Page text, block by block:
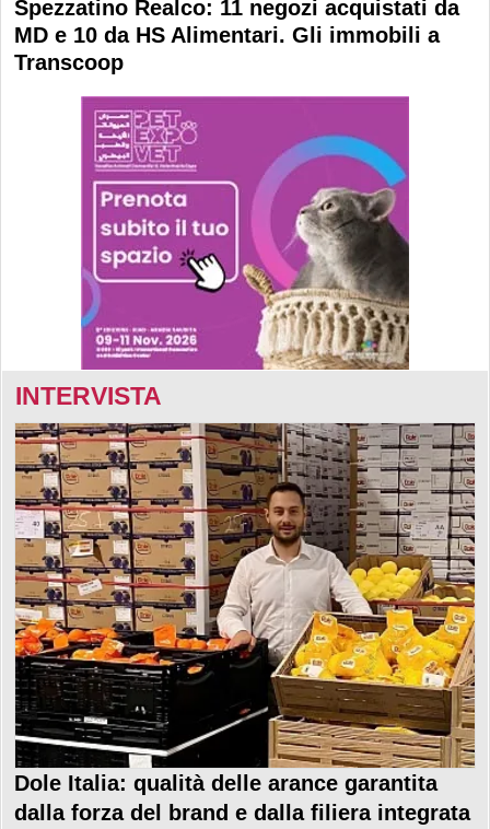
Spezzatino Realco: 11 negozi acquistati da
MD e 10 da HS Alimentari. Gli immobili a
Transcoop
INTERVISTA
Dole Italia: qualità delle arance garantita
dalla forza del brand e dalla filiera integrata